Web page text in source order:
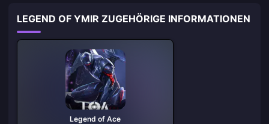
LEGEND OF YMIR ZUGEHÖRIGE INFORMATIONEN
Legend of Ace